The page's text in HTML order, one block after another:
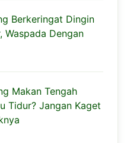
Berkeringat Dingin
Waspada Dengan
Makan Tengah
Tidur? Jangan Kaget